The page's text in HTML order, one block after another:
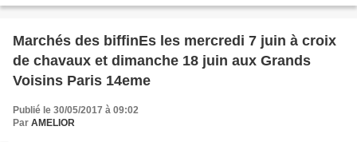
Marchés des biffinEs les mercredi 7 juin à croix
de chavaux et dimanche 18 juin aux Grands
Voisins Paris 14eme
Publié le 30/05/2017 à 09:02
Par AMELIOR